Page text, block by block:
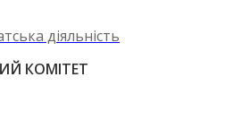
діяльність
КОМІТЕТ